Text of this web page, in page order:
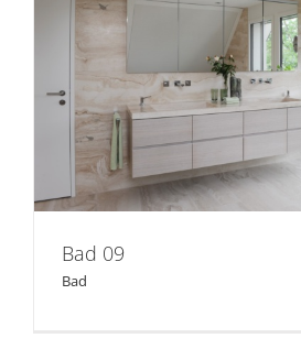
Bad 09
Bad 09
Bad